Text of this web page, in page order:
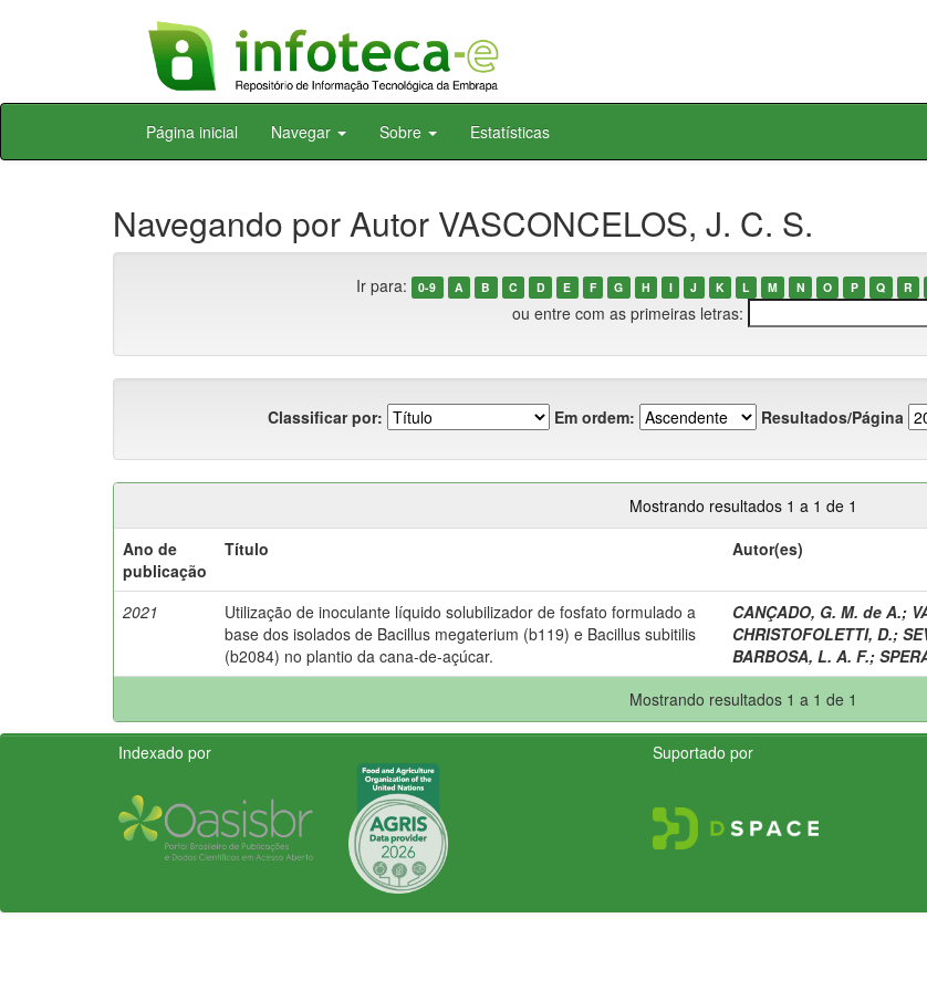
Skip
Página inicial Navegar Sobre Estatísticas
Navegando por Autor VASCONCELOS, J. C. S.
Ir para: 0-9 A B C D E F G H I J K L M N O P Q R
ou entre com as primeiras letras:
Classificar por: Em ordem: Resultados/Página
Mostrando resultados 1 a 1 de 1
Ano de
publicação
Título Autor(es)
2021
Utilização de inoculante líquido solubilizador de fosfato formulado a
base dos isolados de Bacillus megaterium (b119) e Bacillus subitilis
(b2084) no plantio da cana-de-açúcar.
CANÇADO, G. M. de A.;
CHRISTOFOLETTI, D.;
BARBOSA, L. A. F.;
Mostrando resultados 1 a 1 de 1
Indexado por Suportado por